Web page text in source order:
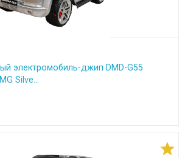
электромобиль-джип DMD-G55
Silve...
